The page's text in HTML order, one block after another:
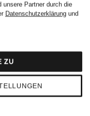
unsere Partner durch die
Datenschutzerklärungund
ZU